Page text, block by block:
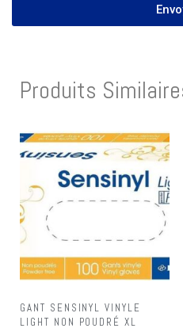
Produits
GANT SENSINYL VINYLE
LIGHT NON POUDRÉ XL